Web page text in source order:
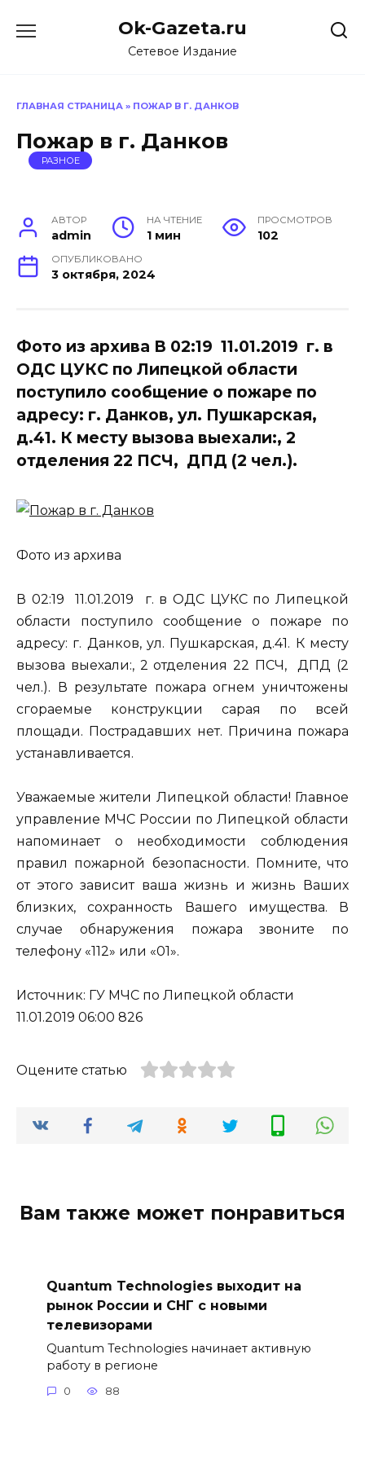
Ok-Gazeta.ru
Сетевое Издание
ГЛАВНАЯ СТРАНИЦА » ПОЖАР В Г. ДАНКОВ
Пожар в г. Данков
РАЗНОЕ
АВТОР
admin
НА ЧТЕНИЕ
1 мин
ПРОСМОТРОВ
102
ОПУБЛИКОВАНО
3 октября, 2024
Фото из архива В 02:19 11.01.2019 г. в
ОДС ЦУКС по Липецкой области
поступило сообщение о пожаре по
адресу: г. Данков, ул. Пушкарская,
д.41. К месту вызова выехали:, 2
отделения 22 ПСЧ, ДПД (2 чел.).
Фото из архива
В 02:19 11.01.2019 г. в ОДС ЦУКС по Липецкой
области поступило сообщение о пожаре по
адресу: г. Данков, ул. Пушкарская, д.41. К месту
вызова выехали:, 2 отделения 22 ПСЧ, ДПД (2
чел.). В результате пожара огнем уничтожены
сгораемые конструкции сарая по всей
площади. Пострадавших нет. Причина пожара
устанавливается.
Уважаемые жители Липецкой области! Главное
управление МЧС России по Липецкой области
напоминает о необходимости соблюдения
правил пожарной безопасности. Помните, что
от этого зависит ваша жизнь и жизнь Ваших
близких, сохранность Вашего имущества. В
случае обнаружения пожара звоните по
телефону «112» или «01».
Источник: ГУ МЧС по Липецкой области
11.01.2019 06:00 826
Оцените статью
Вам также может понравиться
Quantum Technologies выходит на
рынок России и СНГ с новыми
телевизорами
Quantum Technologies начинает активную
работу в регионе
0 88